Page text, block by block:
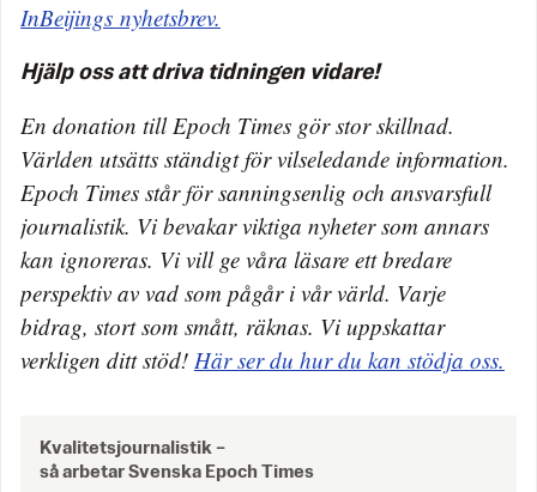
InBeijings nyhetsbrev.
Hjälp oss att driva tidningen vidare!
En donation till Epoch Times gör stor skillnad.
Världen utsätts ständigt för vilseledande information.
Epoch Times står för sanningsenlig och ansvarsfull
journalistik. Vi bevakar viktiga nyheter som annars
kan ignoreras. Vi vill ge våra läsare ett bredare
perspektiv av vad som pågår i vår värld. Varje
bidrag, stort som smått, räknas. Vi uppskattar
verkligen ditt stöd! Här ser du hur du kan stödja oss.
Kvalitetsjournalistik –
så arbetar Svenska Epoch Times